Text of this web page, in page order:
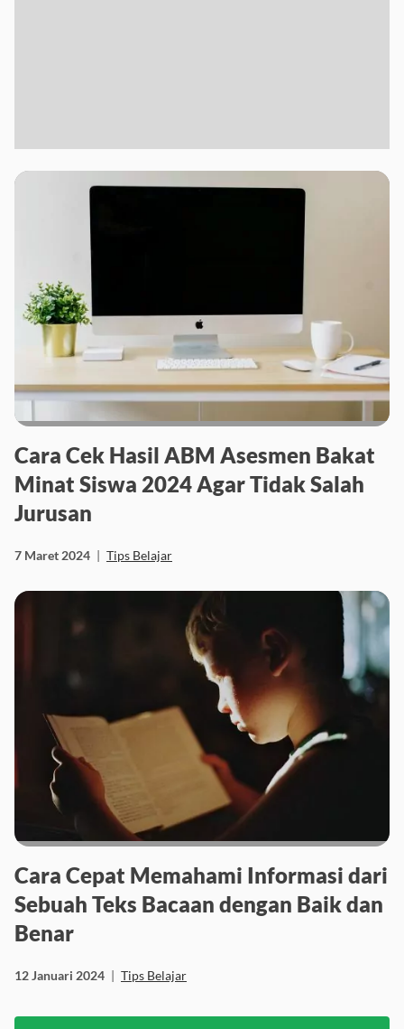
Cara Cek Hasil ABM Asesmen Bakat
Minat Siswa 2024 Agar Tidak Salah
Jurusan
7 Maret 2024 | Tips Belajar
Cara Cepat Memahami Informasi dari
Sebuah Teks Bacaan dengan Baik dan
Benar
12 Januari 2024 | Tips Belajar